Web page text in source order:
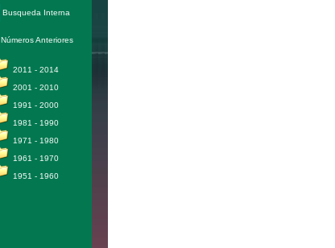
Busqueda Interna
Números Anteriores
2011 - 2014
2001 - 2010
1991 - 2000
1981 - 1990
1971 - 1980
1961 - 1970
1951 - 1960